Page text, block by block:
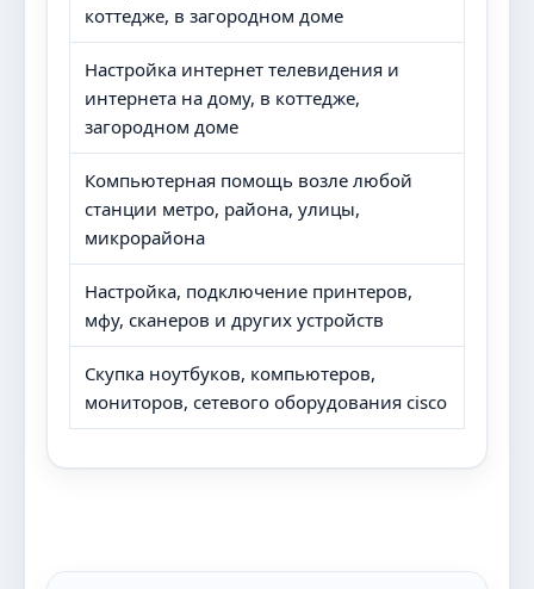
коттедже, в загородном доме
Настройка интернет телевидения и
интернета на дому, в коттедже,
загородном доме
Компьютерная помощь возле любой
станции метро, района, улицы,
микрорайона
Настройка, подключение принтеров,
мфу, сканеров и других устройств
Скупка ноутбуков, компьютеров,
мониторов, сетевого оборудования cisco